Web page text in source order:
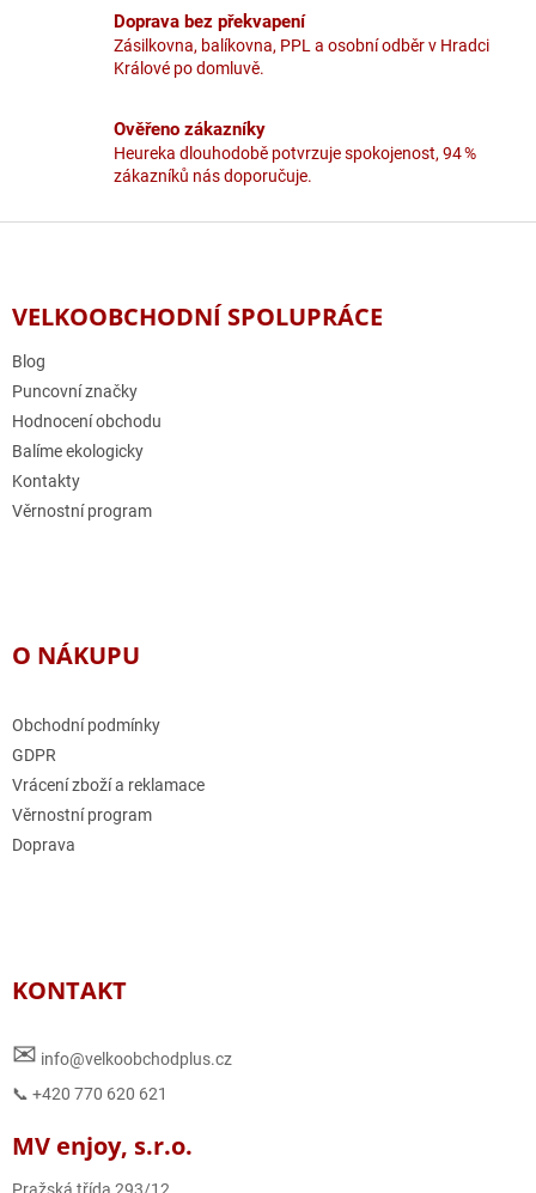
y
v
u
Doprava bez překvapení
Zásilkovna, balíkovna, PPL a osobní odběr v Hradci
Králové po domluvě.
Ověřeno zákazníky
Heureka dlouhodobě potvrzuje spokojenost, 94 %
zákazníků nás doporučuje.
Z
VELKOOBCHODNÍ SPOLUPRÁCE
Blog
Puncovní značky
Hodnocení obchodu
Balíme ekologicky
Kontakty
Věrnostní program
O NÁKUPU
Obchodní podmínky
GDPR
Vrácení zboží a reklamace
Věrnostní program
Doprava
KONTAKT
✉ info@velkoobchodplus.cz
📞 +420 770 620 621
MV enjoy, s.r.o.